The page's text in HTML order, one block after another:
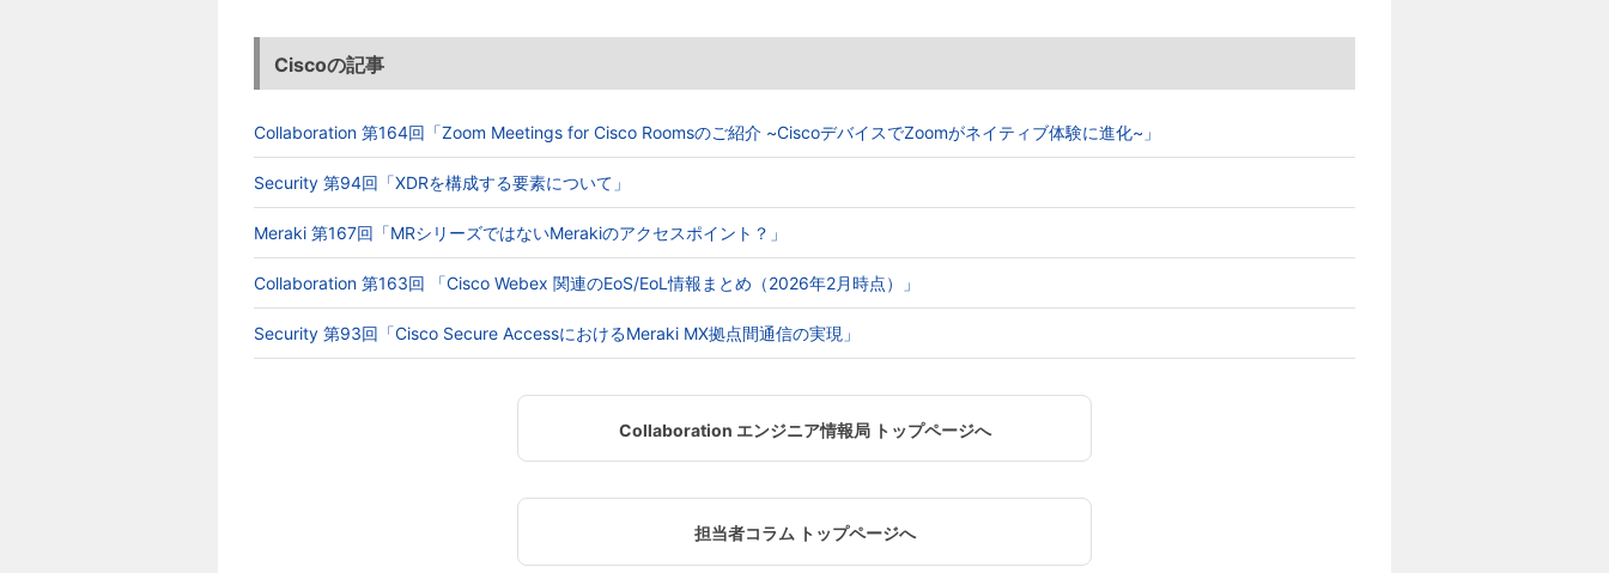
Ciscoの記事
Collaboration 第164回「Zoom Meetings for Cisco Roomsのご紹介 ~CiscoデバイスでZoomがネイティブ体験に進化~」
Security 第94回「XDRを構成する要素について」
Meraki 第167回「MRシリーズではないMerakiのアクセスポイント？」
Collaboration 第163回 「Cisco Webex 関連のEoS/EoL情報まとめ（2026年2月時点）」
Security 第93回「Cisco Secure AccessにおけるMeraki MX拠点間通信の実現」
Collaboration エンジニア情報局 トップページへ
担当者コラム トップページへ